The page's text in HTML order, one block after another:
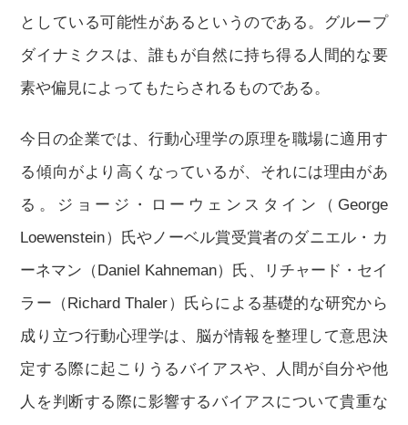
としている可能性があるというのである。グループ
ダイナミクスは、誰もが自然に持ち得る人間的な要
素や偏見によってもたらされるものである。
今日の企業では、行動心理学の原理を職場に適用す
る傾向がより高くなっているが、それには理由があ
る。ジョージ・ローウェンスタイン（George
Loewenstein）氏やノーベル賞受賞者のダニエル・カ
ーネマン（Daniel Kahneman）氏、リチャード・セイ
ラー（Richard Thaler）氏らによる基礎的な研究から
成り立つ行動心理学は、脳が情報を整理して意思決
定する際に起こりうるバイアスや、人間が自分や他
人を判断する際に影響するバイアスについて貴重な